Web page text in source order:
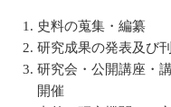
史料の蒐集・編纂
研究成果の発表及び
研究会・公開講座・
開催